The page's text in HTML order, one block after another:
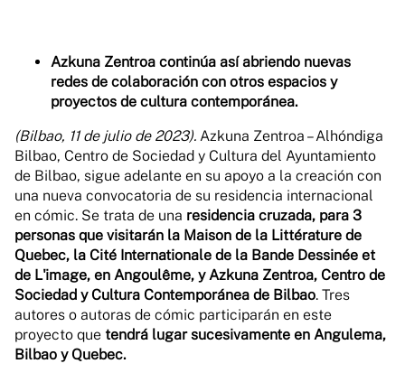
Azkuna Zentroa continúa así abriendo nuevas
redes de colaboración con otros espacios y
proyectos de cultura contemporánea.
(Bilbao, 11 de julio de 2023). Azkuna Zentroa – Alhóndiga
Bilbao, Centro de Sociedad y Cultura del Ayuntamiento
de Bilbao, sigue adelante en su apoyo a la creación con
una nueva convocatoria de su residencia internacional
en cómic. Se trata de una residencia cruzada, para 3
personas que visitarán la Maison de la Littérature de
Quebec, la Cité Internationale de la Bande Dessinée et
de L'image, en Angoulême, y Azkuna Zentroa, Centro de
Sociedad y Cultura Contemporánea de Bilbao. Tres
autores o autoras de cómic participarán en este
proyecto que tendrá lugar sucesivamente en Angulema,
Bilbao y Quebec.